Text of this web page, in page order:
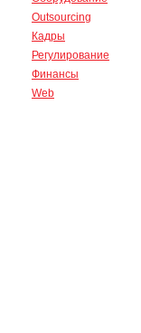
Outsourcing
Кадры
Регулирование
Финансы
Web